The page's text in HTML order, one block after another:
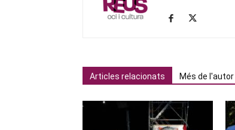
Articles relacionats Més de l'autor